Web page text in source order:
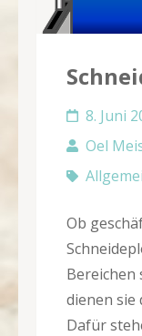
8. Juni
Oel
Ob
Bereichen
dienen sie
Dafür